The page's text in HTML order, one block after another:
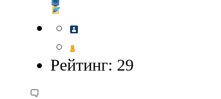
Рейтинг: 29